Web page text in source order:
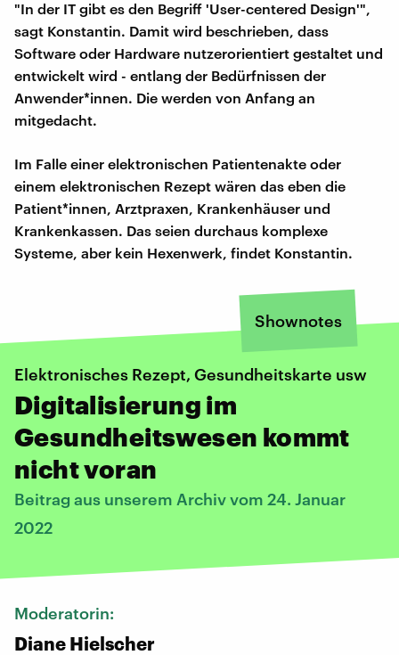
"In der IT gibt es den Begriff 'User-centered Design'",
sagt Konstantin. Damit wird beschrieben, dass
Software oder Hardware nutzerorientiert gestaltet und
entwickelt wird - entlang der Bedürfnissen der
Anwender*innen. Die werden von Anfang an
mitgedacht.
Im Falle einer elektronischen Patientenakte oder
einem elektronischen Rezept wären das eben die
Patient*innen, Arztpraxen, Krankenhäuser und
Krankenkassen. Das seien durchaus komplexe
Systeme, aber kein Hexenwerk, findet Konstantin.
Shownotes
Elektronisches Rezept, Gesundheitskarte usw
Digitalisierung im
Gesundheitswesen kommt
nicht voran
Beitrag aus unserem Archiv vom 24. Januar
2022
Moderatorin:
Diane Hielscher